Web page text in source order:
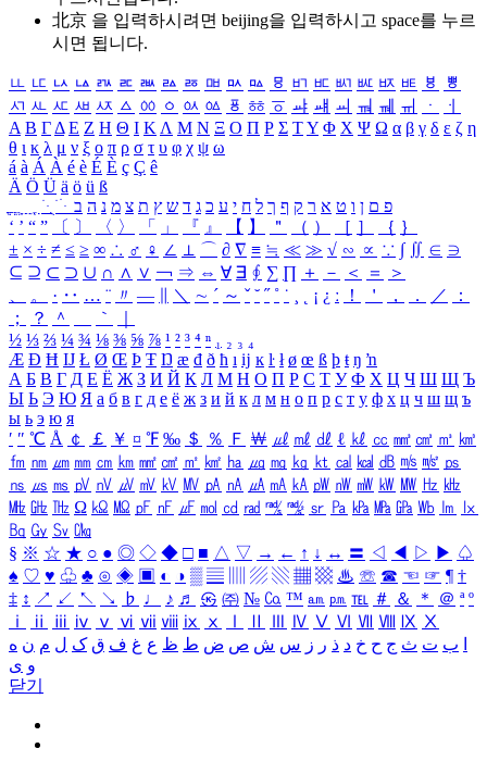
北京 을 입력하시려면 beijing을 입력하시고 space를 누르
시면 됩니다.
ㅥ ㅦ ㅧ ㅨ ㅩ ㅪ ㅫ ㅬ ㅭ ㅮ ㅯ ㅰ ㅱ ㅲ ㅳ ㅴ ㅵ ㅶ ㅷ ㅸ
ㅹ
ㅺ ㅻ ㅼ ㅽ ㅾ ㅿ ㆀ ㆁ ㆂ ㆃ ㆄ ㆅ ㆆ ㆇ ㆈ ㆉ ㆊ ㆋ ㆌ ㆍ
ㆎ
Α Β ΓΔ Ε Ζ Η Θ Ι ΚΛ Μ Ν Ξ Ο Π Ρ Σ ΤΥ Φ Χ Ψ Ω α β γ δ ε ζ η
θ ι κ λ μ ν ξ ο π ρ σ τ υ φ χ ψ ω
á à Á À é è É È ç Ç ê
Ä Ö Ü ä ö ü ß
ִֶֹ ֻּ ׁׂ פ ם ן ו ט א ר ק ף ך ל ח י ע כ ג ד ש ץ ת צ מ נ ה ב
‘ ’ “ ” 〔 〕 〈 〉 「 」 『 』 【 】 ＂ （ ） ［ ］ ｛ ｝
± × ÷ ≠ ≤ ≥ ∞ ∴ ♂ ♀ ∠ ⊥ ⌒ ∂ ∇ ≡ ≒ ≪ ≫ √ ∽ ∝ ∵ ∫ ∬ ∈ ∋
⊆ ⊇ ⊂ ⊃ ∪ ∩ ∧ ∨ ￢ ⇒ ⇔ ∀ ∃ ∮ ∑ ∏ ＋ － ＜ ＝
＞
、
。 · ‥ … ¨ 〃 ― ＼ ∼ ´ ～ ˇ ˘ ˝ ˚ ˙ ¸ ¡ ¿ ː ！ ＇ ， ． ／
：
；
？ ＾ ｀
½ ⅓ ⅔ ¼ ¾ ⅛ ⅜ ⅝ ⅞ ¹ ² ³ ⁴ ⁿ ₁ ₂ ₃ ₄
Æ Ð Ħ Ĳ Ł Ø Œ Þ Ŧ Ŋ æ đ ð ħ ı ĳ ĸ ŀ ł ø œ ß þ ŧ ŋ ŉ
А Б В Г Д Е Ё Ж З И Й К Л М Н О П Р С Т У Ф Х Ц Ч Ш Щ Ъ
Ы Ь Э Ю Я а б в г д е ё ж з и й к л м н о п р с т у ф х ц ч ш щ ъ
ы ь э ю я
′ ″ ℃ Å ￠ ￡ ￥ ¤ ℉ ‰ ＄ ％ Ｆ ￦ ㎕ ㎖ ㎗ ℓ ㎘ ㏄ ㎣ ㎤ ㎥ ㎦
㎙ ㎚ ㎛ ㎜ ㎝ ㎞ ㎟ ㎠ ㎡ ㎢ ㏊ ㎍ ㎎ ㎏ ㏏ ㎈ ㎉ ㏈ ㎧ ㎨ ㎰
㎱ ㎲ ㎳ ㎴ ㎵ ㎶ ㎷ ㎸ ㎹ ㎀ ㎁ ㎂ ㎃ ㎄ ㎺ ㎻ ㎽ ㎾ ㎿ ㎐ ㎑
㎒ ㎓ ㎔ Ω ㏀ ㏁ ㎊ ㎋ ㎌ ㏖ ㏅ ㎭ ㎮ ㎯ ㏛ ㎩ ㎪ ㎫ ㎬ ㏝ ㏐
㏓
㏃ ㏉ ㏜ ㏆
§ ※ ☆ ★ ○ ● ◎ ◇ ◆ □ ■ △ ▽ → ← ↑ ↓ ↔ 〓 ◁ ◀ ▷ ▶ ♤
♠ ♡ ♥ ♧ ♣ ⊙ ◈ ▣ ◐ ◑ ▒ ▤ ▨ ▧ ▦ ▩ ♨ ☏ ☎ ☜ ☞ ¶ †
‡ ↕ ↗ ↙ ↖ ↘ ♭ ♩ ♪ ♬ ㉿ ㈜ № ㏇ ™ ㏂ ㏘ ℡ ＃ ＆ ＊ ＠ ª º
ⅰ
ⅱ ⅲ ⅳ ⅴ ⅵ ⅶ ⅷ ⅸ ⅹ Ⅳ Ⅴ Ⅵ Ⅶ Ⅷ Ⅸ Ⅹ
ب ت ث ج ح خ د ذ ر ز س ش ص ض ط ظ ع غ ف ق ک ل م ن ه
و ی
닫기